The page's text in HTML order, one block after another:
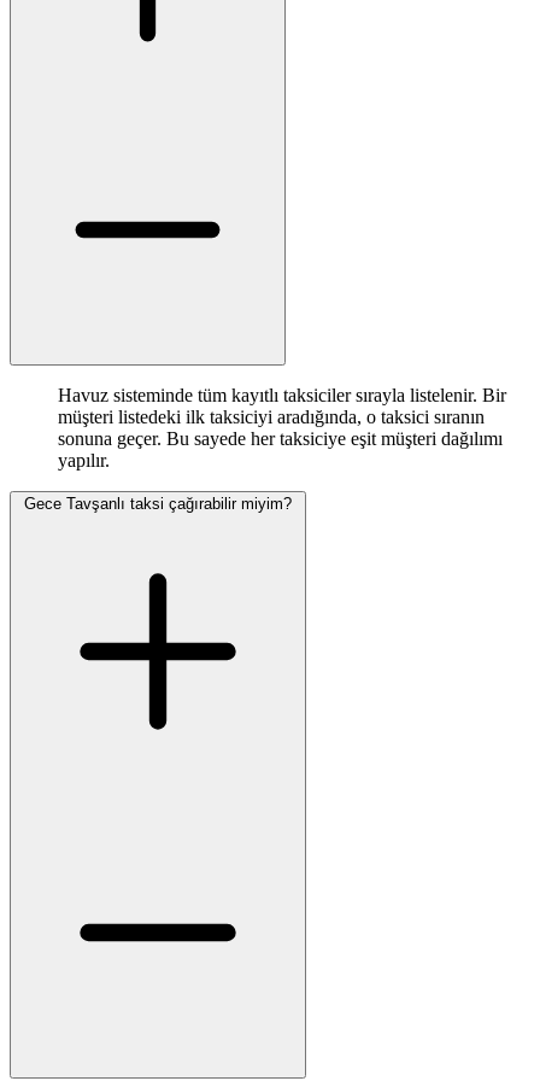
Havuz sisteminde tüm kayıtlı taksiciler sırayla listelenir. Bir
müşteri listedeki ilk taksiciyi aradığında, o taksici sıranın
sonuna geçer. Bu sayede her taksiciye eşit müşteri dağılımı
yapılır.
Gece Tavşanlı taksi çağırabilir miyim?